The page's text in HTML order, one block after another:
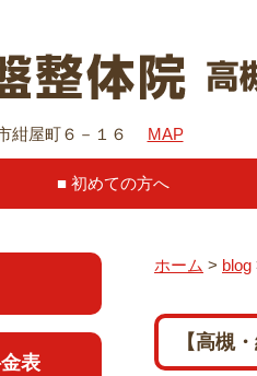
紺屋町６－１６ MAP
初めての方へ
ホーム > blog
【高槻
表